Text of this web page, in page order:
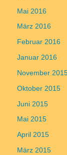
Mai 2016
März 2016
Februar 2016
Januar 2016
November
Oktober 2015
Juni 2015
Mai 2015
April 2015
März 2015